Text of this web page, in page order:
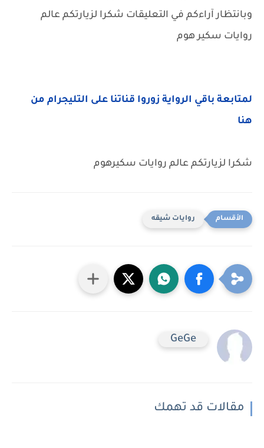
وبانتظار آراءكم في التعليقات شكرا لزيارتكم عالم
روايات سكير هوم
لمتابعة باقي الرواية زوروا قناتنا على التليجرام من
هنا
شكرا لزيارتكم عالم روايات سكيرهوم
روايات شيقه
GeGe
مقالات قد تهمك